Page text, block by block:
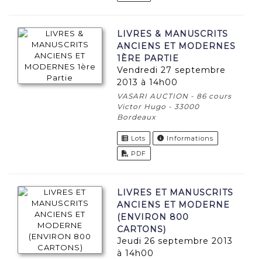
LIVRES & MANUSCRITS
ANCIENS ET MODERNES
1ÈRE PARTIE
vendredi 27 septembre
2013 à 14h00
VASARI AUCTION - 86 cours
Victor Hugo - 33000
Bordeaux
Lots
Informations
PDF
LIVRES ET MANUSCRITS
ANCIENS ET MODERNE
(ENVIRON 800
CARTONS)
jeudi 26 septembre 2013
à 14h00